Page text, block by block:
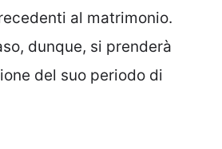
al matrimonio.
dunque, si prenderà
del suo periodo di